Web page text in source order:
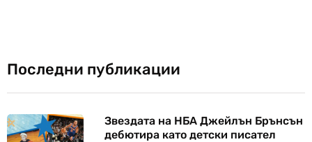
Последни публикации
Звездата на НБА Джейлън Брънсън
дебютира като детски писател